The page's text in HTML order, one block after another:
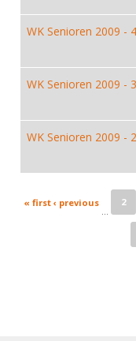
WK Senioren 2009 -
WK Senioren 2009 -
WK Senioren 2009 -
Pages
« first ‹ previous
…
2